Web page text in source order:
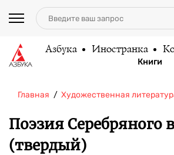
Азбука Иностранка
Книги
Главная Художественная
Поэзия Серебряного
(твердый)